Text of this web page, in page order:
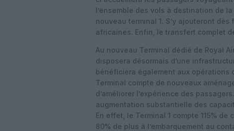
l’ensemble des vols à destination de
nouveau terminal 1. S’y ajouteront
africaines. Enfin, le transfert complet
Au nouveau Terminal dédié de Royal
disposera désormais d’une
bénéficiera également aux opérations
Terminal compte de nouveaux
d’améliorer l’expérience des
augmentation substantielle des
En effet, le Terminal 1 compte 115% de
80% de plus à l’embarquement au